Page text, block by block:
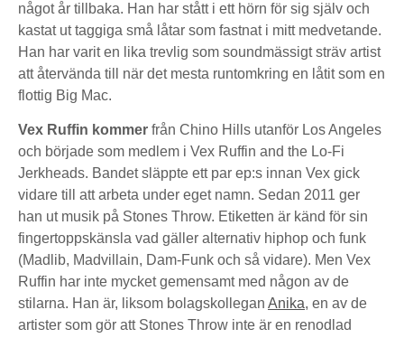
något år tillbaka. Han har stått i ett hörn för sig själv och
kastat ut taggiga små låtar som fastnat i mitt medvetande.
Han har varit en lika trevlig som soundmässigt sträv artist
att återvända till när det mesta runtomkring en låtit som en
flottig Big Mac.
Vex Ruffin kommer från Chino Hills utanför Los Angeles
och började som medlem i Vex Ruffin and the Lo-Fi
Jerkheads. Bandet släppte ett par ep:s innan Vex gick
vidare till att arbeta under eget namn. Sedan 2011 ger
han ut musik på Stones Throw. Etiketten är känd för sin
fingertoppskänsla vad gäller alternativ hiphop och funk
(Madlib, Madvillain, Dam-Funk och så vidare). Men Vex
Ruffin har inte mycket gemensamt med någon av de
stilarna. Han är, liksom bolagskollegan Anika, en av de
artister som gör att Stones Throw inte är en renodlad